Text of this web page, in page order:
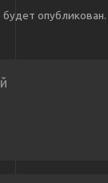
опубликован.